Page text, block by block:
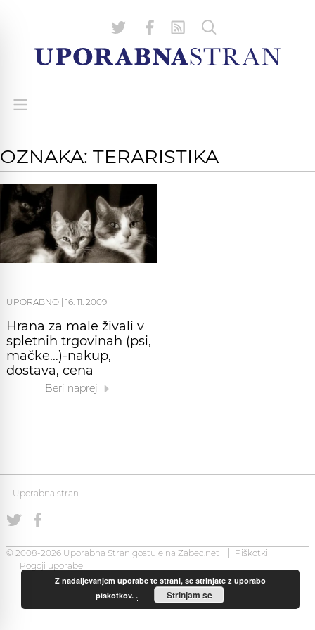
OZNAKA: TERARISTIKA
UPORABNO 16. 11. 2009
Hrana za male živali v
spletnih trgovinah (psi,
mačke…)-nakup,
dostava, cena
Beri naprej
Uporabna stran
© 2008-2026 Uporabna Stran gostuje na Zabec.net
Piškotki
Pogoji uporabe
Z nadaljevanjem uporabe te strani, se strinjate z uporabo
piškotkov.. Strinjam se